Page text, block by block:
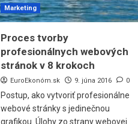
Marketing
Proces tvorby
profesionálnych webových
stránok v 8 krokoch
EuroEkonóm.sk 9. júna 2016 0
Postup, ako vytvoriť profesionálne
webové stránky s jedinečnou
grafikou. Úlohy zo strany webovej